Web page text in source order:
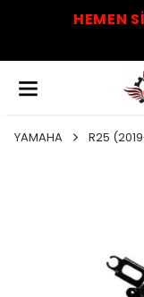
HEMEN
YAMAHA R25